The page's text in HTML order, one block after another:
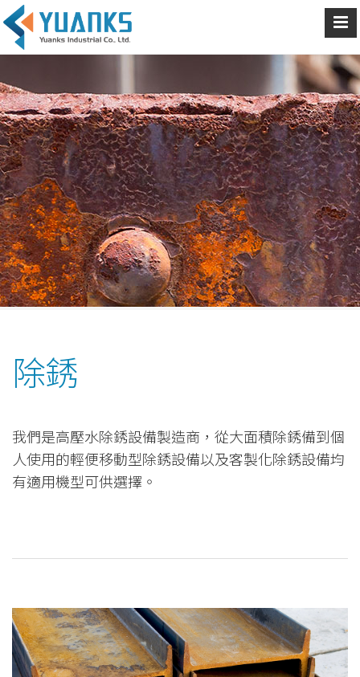
除銹
我們是高壓水除銹設備製造商，從大面積除銹備到個
人使用的輕便移動型除銹設備以及客製化除銹設備均
有適用機型可供選擇。